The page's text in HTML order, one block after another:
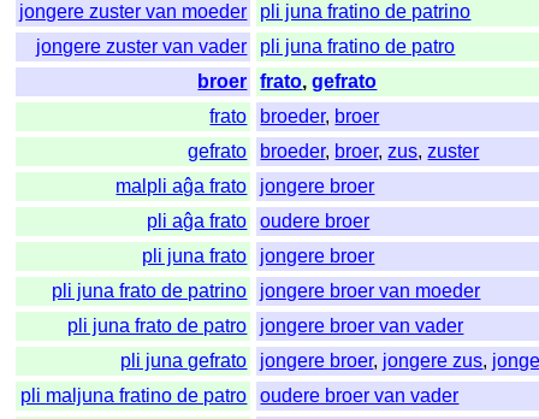
jongere zuster van moeder
pli juna fratino de patrino
jongere zuster van vader
pli juna fratino de patro
broer
frato,gefrato
frato
broeder, broer
gefrato
broeder, broer,zus,zuster
malpli aĝa frato
jongere broer
pli aĝa frato
oudere broer
pli juna frato
jongere broer
pli juna frato de patrino
jongere broer van moeder
pli juna frato de patro
jongere broer van vader
pli juna gefrato
jongere broer, jongere zus,
pli maljuna fratino de patro
oudere broer van vader